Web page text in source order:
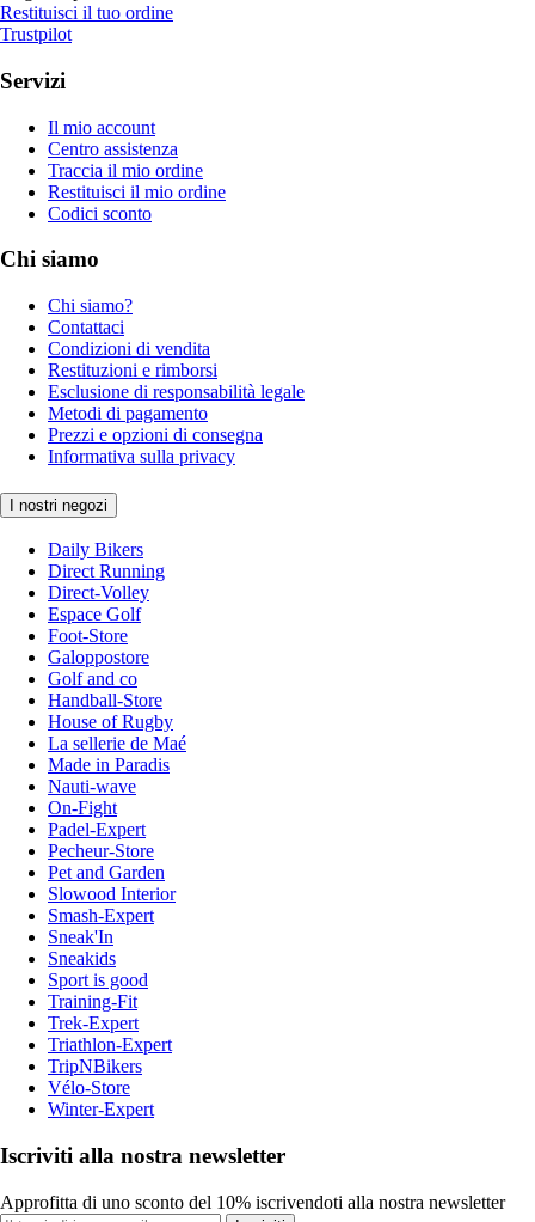
Restituisci il tuo ordine
Trustpilot
Servizi
Il mio account
Centro assistenza
Traccia il mio ordine
Restituisci il mio ordine
Codici sconto
Chi siamo
Chi siamo?
Contattaci
Condizioni di vendita
Restituzioni e rimborsi
Esclusione di responsabilità legale
Metodi di pagamento
Prezzi e opzioni di consegna
Informativa sulla privacy
I nostri negozi
Daily Bikers
Direct Running
Direct-Volley
Espace Golf
Foot-Store
Galoppostore
Golf and co
Handball-Store
House of Rugby
La sellerie de Maé
Made in Paradis
Nauti-wave
On-Fight
Padel-Expert
Pecheur-Store
Pet and Garden
Slowood Interior
Smash-Expert
Sneak'In
Sneakids
Sport is good
Training-Fit
Trek-Expert
Triathlon-Expert
TripNBikers
Vélo-Store
Winter-Expert
Iscriviti alla nostra newsletter
Approfitta di uno sconto del 10% iscrivendoti alla nostra newsletter